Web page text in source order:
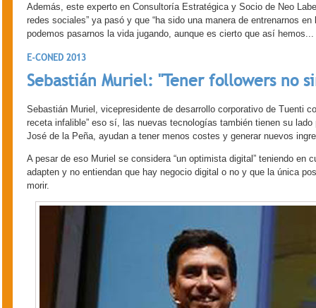
Además, este experto en Consultoría Estratégica y Socio de Neo
redes sociales” ya pasó y que “ha sido una manera de entrenarnos
podemos pasarnos la vida jugando, aunque es cierto que así hemos...
E-CONED 2013
Sebastián Muriel: "Tener followers no
Sebastián Muriel, vicepresidente de desarrollo corporativo de Tuenti
receta infalible” eso sí, las nuevas tecnologías también tienen su
José de la Peña, ayudan a tener menos costes y generar nuevos
A pesar de eso Muriel se considera “un optimista digital” teniendo en
adapten y no entiendan que hay negocio digital o no y que la única
morir.